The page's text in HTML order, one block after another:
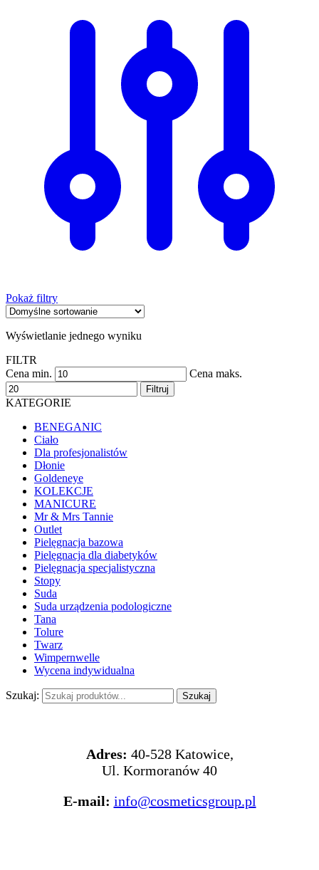
Pokaż filtry
Wyświetlanie jednego wyniku
FILTR
Cena min.
Cena maks.
Filtruj
KATEGORIE
BENEGANIC
Ciało
Dla profesjonalistów
Dłonie
Goldeneye
KOLEKCJE
MANICURE
Mr & Mrs Tannie
Outlet
Pielęgnacja bazowa
Pielęgnacja dla diabetyków
Pielęgnacja specjalistyczna
Stopy
Suda
Suda urządzenia podologiczne
Tana
Tolure
Twarz
Wimpernwelle
Wycena indywidualna
Szukaj:
Adres: 40-528 Katowice,
Ul. Kormoranów 40
E-mail: info@cosmeticsgroup.pl